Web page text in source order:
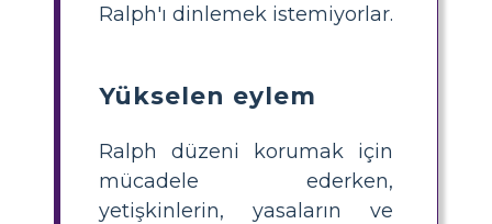
Ralph'ı dinlemek istemiyorlar.
Yükselen eylem
Ralph düzeni korumak için
mücadele ederken,
yetişkinlerin, yasaların ve